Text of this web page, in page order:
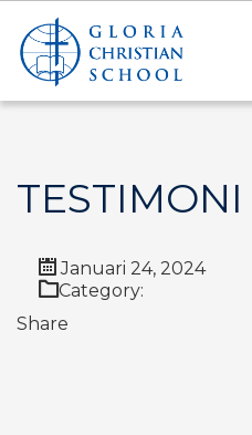
Januari 24, 2024
Category:
Share